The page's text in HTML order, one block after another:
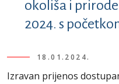
okoliša i
2024. s
18.01.2024.
Izravan prijenos